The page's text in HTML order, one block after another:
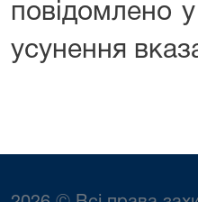
повідомлено
усунення